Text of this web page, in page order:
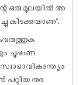
ഒരു മൂലയിൽ അ
കിടക്കയാണ്.
ചൂഷണ
പറ്റിയ തര